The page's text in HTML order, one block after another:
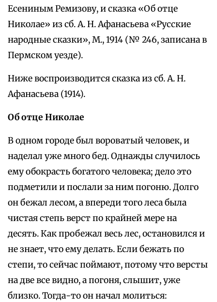
Есениным Ремизову, и сказка «Об отце
Николае» из сб. А. Н. Афанасьева «Русские
народные сказки», М., 1914 (№ 246, записана в
Пермском уезде).
Ниже воспроизводится сказка из сб. А. Н.
Афанасьева (1914).
Об отце Николае
В одном городе был вороватый человек, и
наделал уже много бед. Однажды случилось
ему обокрасть богатого человека; дело это
подметили и послали за ним погоню. Долго
он бежал лесом, а впереди того леса была
чистая степь верст по крайней мере на
десять. Как пробежал весь лес, остановился и
не знает, что ему делать. Если бежать по
степи, то сейчас поймают, потому что версты
на две все видно, а погоня, слышит, уже
близко. Тогда-то он начал молиться: